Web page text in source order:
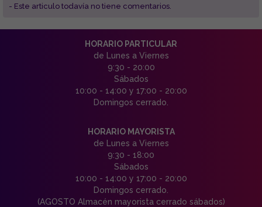
- Este articulo todavía no tiene comentarios.
HORARIO PARTICULAR
de Lunes a Viernes
9:30 - 20:00
Sábados
10:00 - 14:00 y 17:00 - 20:00
Domingos cerrado.
HORARIO MAYORISTA
de Lunes a Viernes
9:30 - 18:00
Sábados
10:00 - 14:00 y 17:00 - 20:00
Domingos cerrado.
(AGOSTO Almacén mayorista cerrado sábados)